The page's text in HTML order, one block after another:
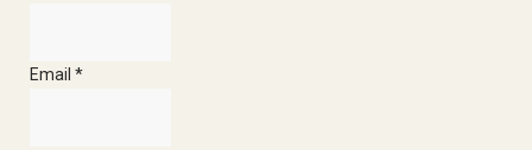
Email *